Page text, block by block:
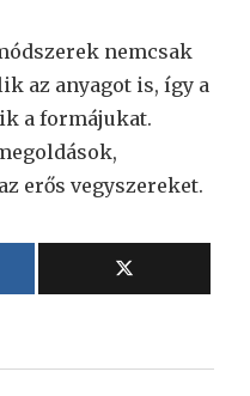
nemcsak
az anyagot is, így a
a formájukat.
erős vegyszereket.